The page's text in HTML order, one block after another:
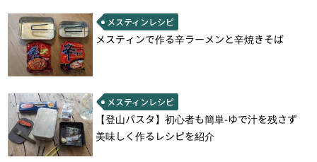
メスティンレシピ
メスティンで作る辛ラーメンと辛焼きそば
メスティンレシピ
【登山パスタ】初心者も簡単-ゆで汁を残さず
美味しく作るレシピを紹介